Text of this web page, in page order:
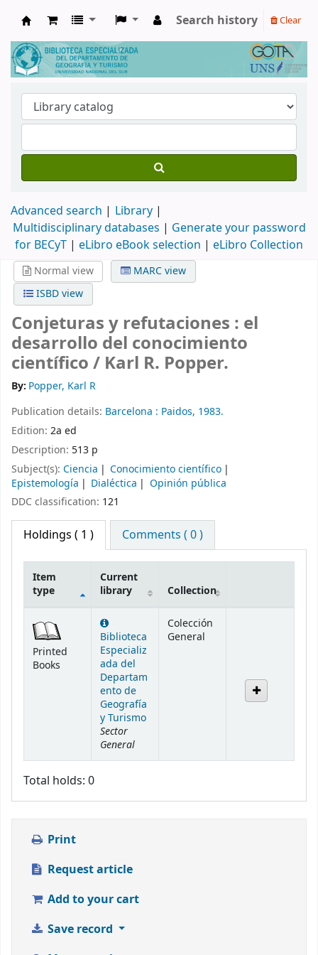
Biblioteca de Geografía y Turismo
Search history Clear
Advanced search
Library
Multidisciplinary databases | Generate your password
for BECyT | eLibro eBook selection | eLibro Collection
Normal view
MARC view
ISBD view
Conjeturas y refutaciones : el
desarrollo del conocimiento
científico / Karl R. Popper.
By: Popper, Karl R
Publication details: Barcelona : Paidos, 1983.
Edition: 2a ed
Description: 513 p
Subject(s): Ciencia
Conocimiento científico
Epistemología
Dialéctica
Opinión pública
DDC classification: 121
Holdings ( 1 ) Comments ( 0 )
Item
type
Current
library
Collection
Printed
Books
Biblioteca
Especializ
ada del
Departam
ento de
Geografía
y Turismo
Sector
General
Colección
General
Total holds: 0
Print
Request article
Add to your cart
Save record